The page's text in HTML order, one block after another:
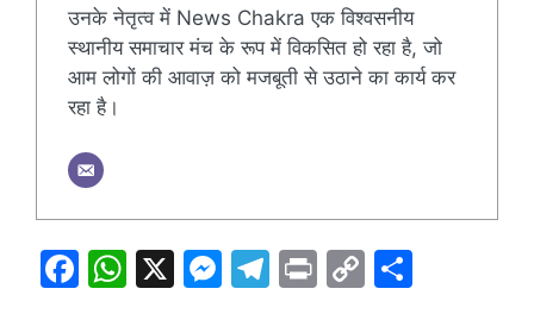
उनके नेतृत्व में News Chakra एक विश्वसनीय
स्थानीय समाचार मंच के रूप में विकसित हो रहा है, जो
आम लोगों की आवाज़ को मजबूती से उठाने का कार्य कर
रहा है।
F
W X
M T
Pr C